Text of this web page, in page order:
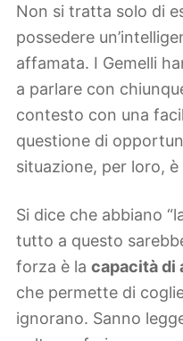
Non si tratta solo di
possedere
affamata. I Gemelli
a parlare con
contesto con una
questione di
situazione, per loro,
Si dice che abbiano
tutto a questo
forza è la capacità di
che permette di
ignorano. Sanno